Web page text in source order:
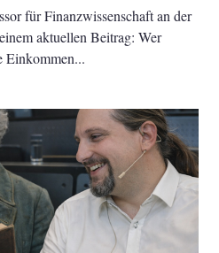
für Finanzwissenschaft an der
aktuellen Beitrag: Wer
Einkommen